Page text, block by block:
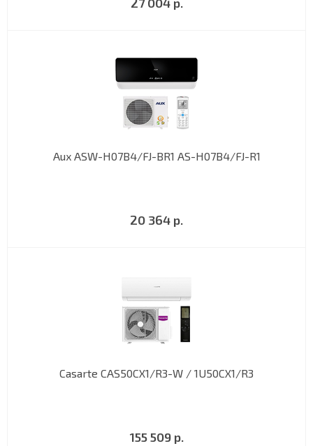
Aux ASW-H07B4/FJ-BR1 AS-H07B4/FJ-R1
20 364 р.
Casarte CAS50CX1/R3-W / 1U50CX1/R3
155 509 р.